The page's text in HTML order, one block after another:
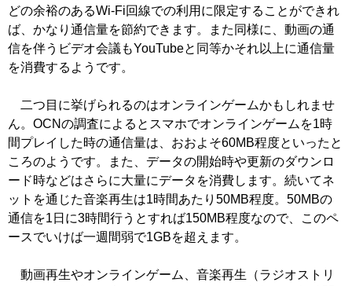
どの余裕のあるWi-Fi回線での利用に限定することができれ
ば、かなり通信量を節約できます。また同様に、動画の通
信を伴うビデオ会議もYouTubeと同等かそれ以上に通信量
を消費するようです。
二つ目に挙げられるのはオンラインゲームかもしれませ
ん。OCNの調査によるとスマホでオンラインゲームを1時
間プレイした時の通信量は、おおよそ60MB程度といったと
ころのようです。また、データの開始時や更新のダウンロ
ード時などはさらに大量にデータを消費します。続いてネ
ットを通じた音楽再生は1時間あたり50MB程度。50MBの
通信を1日に3時間行うとすれば150MB程度なので、このペ
ースでいけば一週間弱で1GBを超えます。
動画再生やオンラインゲーム、音楽再生（ラジオストリ